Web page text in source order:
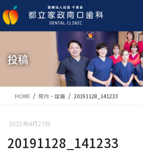
ン
テ
ビ
ゲ
移
投稿
HOME 院内・設備 20191128_141233
2021年4月27日
20191128_141233